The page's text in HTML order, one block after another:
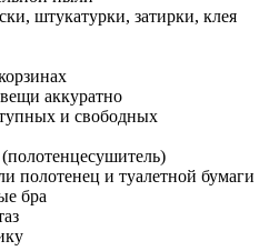
штукатурки, затирки, клея
аккуратно
и свободных
полотенец и туалетной бумаги
бра